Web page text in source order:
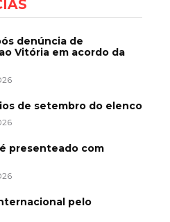
denúncia de
Vitória em acordo da
de setembro do elenco
presenteado com
pelo